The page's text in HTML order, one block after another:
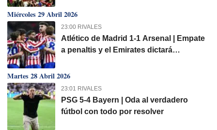
Miércoles 29 Abril 2026
23:00 RIVALES
Atlético de Madrid 1-1 Arsenal | Empate
a penaltis y el Emirates dictará
Martes 28 Abril 2026
23:01 RIVALES
PSG 5-4 Bayern | Oda al verdadero
fútbol con todo por resolver